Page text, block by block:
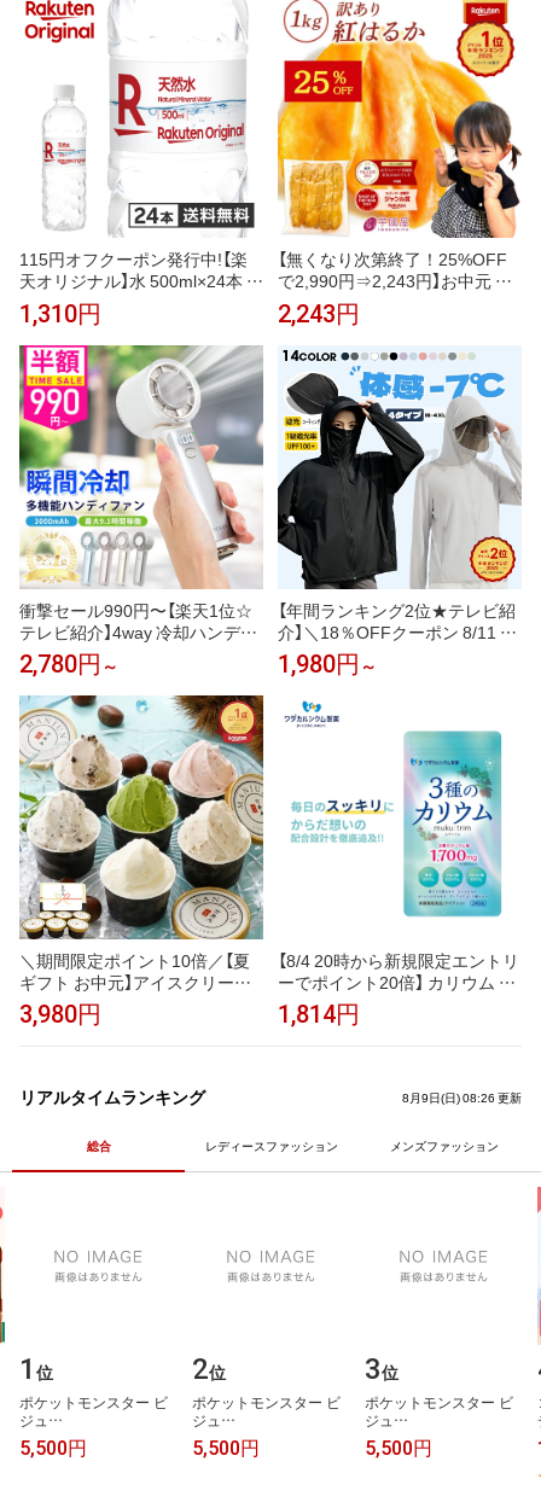
スポーツ ジム ヨガ マスク 元祖
冷感coolify【完全防備UVカット
ンプ
115円オフクーポン発行中!【楽
天オリジナル】水 500ml×24本 天
然水 ミネラルウォーター 飲料水
まとめ買い 安い 業務用 家庭用
大容量 オフィス コスパ最強 熱
中症対策 500ml 24本
1,310円
【無くなり次第終了！25%OFF
で2,990円⇒2,243円】お中元 ギ
フト 干し芋 茨城県産 紅はるか
訳あり 1kg 食べ物 和菓子 おや
つ 送料無料 国産 無添加 切り落
とし さつまいも スイーツ ダイ
エット お菓子 和スイーツ お祝
い N1
2,243円
衝撃セール990円〜【楽天1位☆
テレビ紹介】4way 冷却ハンディ
ファンPRO 2026 ハンディファ
ン 冷却プレート 扇風機 シシベ
ラ ハンディファン 静音 軽量 強
風 小型 冷却モード 充電式 冷却
携帯扇風機 卓上扇風機 小型扇風
機 cicibella 手持ち扇風機「MON
OQLO受賞」＜公式＞
2,780円 ～
【年間ランキング2位★テレビ紹
介】＼18％OFFクーポン 8/11 2
3:59まで／uvカット パーカー
冷感 UV レディース uvカットパ
ーカー 接触冷感 長袖 ラッシュ
ガード メンズ UVパーカー 遮光
メッシュ 通気口 涼しい トップ
ス 大きいサイズ 日焼け防止服
日よけ サンバイザー 即納
1,980円 ～
＼期間限定ポイント10倍／【夏
ギフト お中元】アイスクリーム
ジェラート 甘栗専門店の甘栗ジ
ェラート入 創業99年の青果市場
あまぐり ミルク いちご 抹茶 チ
ョコ クッキークリーム 6種6入
3,980円
【8/4 20時から新規限定エントリ
ーでポイント20倍】 カリウム サ
プリ muku:trim ムクトリム ワダ
カルシウム製薬 3種のカリウム
プリ 栄養機能食品 ナイアシン
1,814円
リアルタイムランキング 8月9日(日) 08:26 更新
総合 レディースファッション メンズファッション
1 位
ポ​ケ​ッ​ト​モ​ン​ス​タ​ー​ ​ビ​
ジ​ュ​…
5,500円
2位
ポ​ケ​ッ​ト​モ​ン​ス​タ​ー​ ​ビ​
ジ​ュ​…
5,500円
3位
ポ​ケ​ッ​ト​モ​ン​ス​タ​ー​ ​ビ​
ジ​ュ​…
5,500円